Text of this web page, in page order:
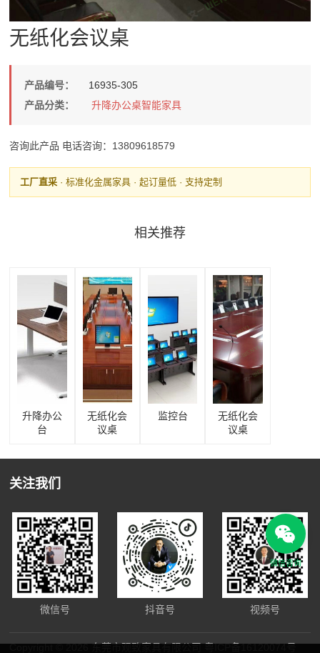
无纸化会议桌
产品编号：
16935-305
产品分类：
升降办公桌智能家具
咨询此产品 电话咨询：13809618579
工厂直采 · 标准化金属家具 · 起订量低 · 支持定制
相关推荐
升降办公
台
无纸化会
议桌
监控台
无纸化会
议桌
关注我们
微信号 抖音号 视频号
Copyright © 2026 东莞市观致家具有限公司粤ICP备16120074号
微信咨询